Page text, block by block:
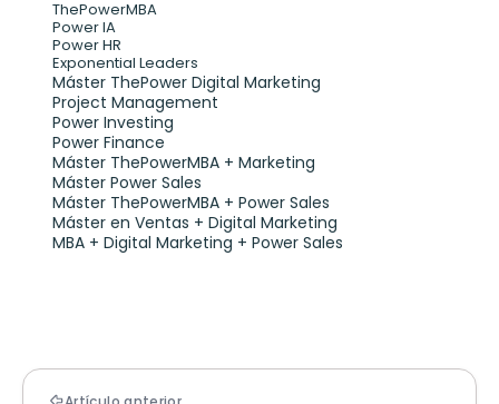
ThePowerMBA
Power IA
Power HR
Exponential Leaders
Máster ThePower Digital Marketing
Project Management
Power Investing
Power Finance
Máster ThePowerMBA + Marketing
Máster Power Sales
Máster ThePowerMBA + Power Sales
Máster en Ventas + Digital Marketing
MBA + Digital Marketing + Power Sales